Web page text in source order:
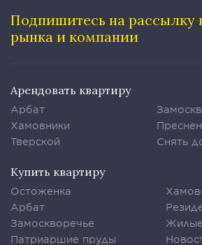
Подпишитесь на рассылку
рынка и компании
Арендовать квартиру
Арбат
Хамовники
Тверской
Снять
Купить квартиру
Остоженка
Арбат
Замоскворечье
Патриаршие пруды